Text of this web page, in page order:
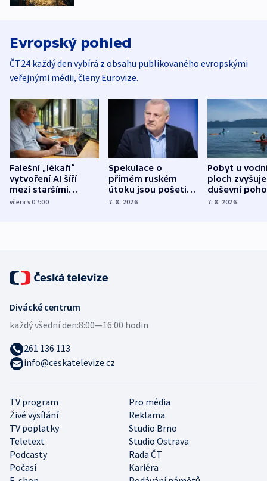
Evropský pohled
ČT24 každý den vybírá z obsahu publikovaného evropskými
veřejnými médii, členy Eurovize.
Falešní „lékaři“
vytvoření AI šíří
mezi staršími
Poláky nebezpečné
včera v 07:00
Spekulace o
přímém ruském
útoku jsou pošetilé,
míní estonský
7. 8. 2026
Pobyt u
ploch zvyšuje
duševní
ukázala
7. 8. 2026
TV program
Pro média
Živé vysílání
Reklama
TV poplatky
Studio Brno
Teletext
Studio Ostrava
Podcasty
Rada ČT
Počasí
Kariéra
Divácké centrum
každý všední den:8:00—16:00 hodin
261 136 113
info@ceskatelevize.cz